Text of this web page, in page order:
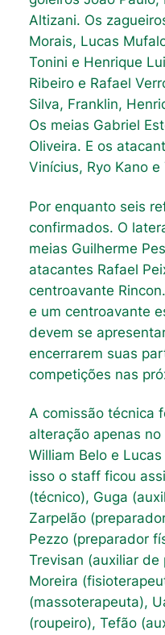
Altizani. Os
Morais, Lucas
Tonini e Henrique
Ribeiro e Rafael
Silva, Franklin,
Os meias Gabriel
Oliveira. E os
Vinícius, Ryo Kano e
Por enquanto seis
confirmados. O
meias Guilherme
atacantes Rafael
centroavante
e um centroavante
devem se
encerrarem suas
competições nas
A comissão técnica
alteração apenas
William Belo e
isso o staff ficou
(técnico), Guga
Zarpelão
Pezzo (preparador
Trevisan (auxiliar
Moreira
(massoterapeuta),
(roupeiro), Tefão